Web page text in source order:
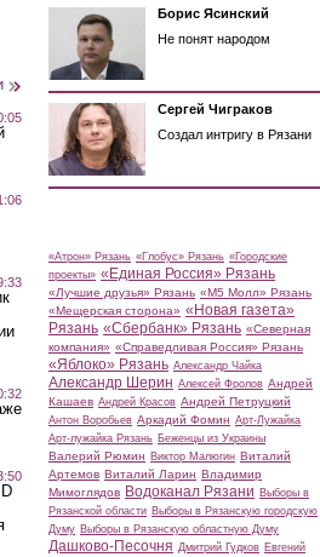
Борис Ясинский
Не понят народом
Сергей Чиграков
Создал интригу в Рязани
«Атрон» Рязань «Глобус» Рязань «Городские
проекты» «Единая Россия» Рязань
«Лучшие друзья» Рязань «М5 Молл» Рязань
«Мещерская сторона» «Новая газета»
Рязань «Сбербанк» Рязань «Северная
компания» «Справедливая Россия» Рязань
«Яблоко» Рязань Александр Чайка
Александр Шерин Алексей Фролов Андрей
Кашаев Андрей Красов Андрей Петруцкий
Антон Воробьев Аркадий Фомин Арт-Лужайка
Арт-лужайка Рязань Беженцы из Украины
Валерий Рюмин Виктор Малюгин Виталий
Артемов Виталий Ларин Владимир
Мимоглядов Водоканал Рязани Выборы в
Рязанской области Выборы в Рязанскую городскую
Думу Выборы в Рязанскую областную Думу
Дашково-Песочня Дмитрий Гудков Евгений